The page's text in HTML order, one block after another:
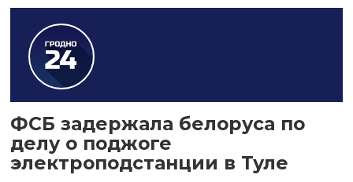
ФСБ задержала белоруса по
делу о поджоге
электроподстанции в Туле